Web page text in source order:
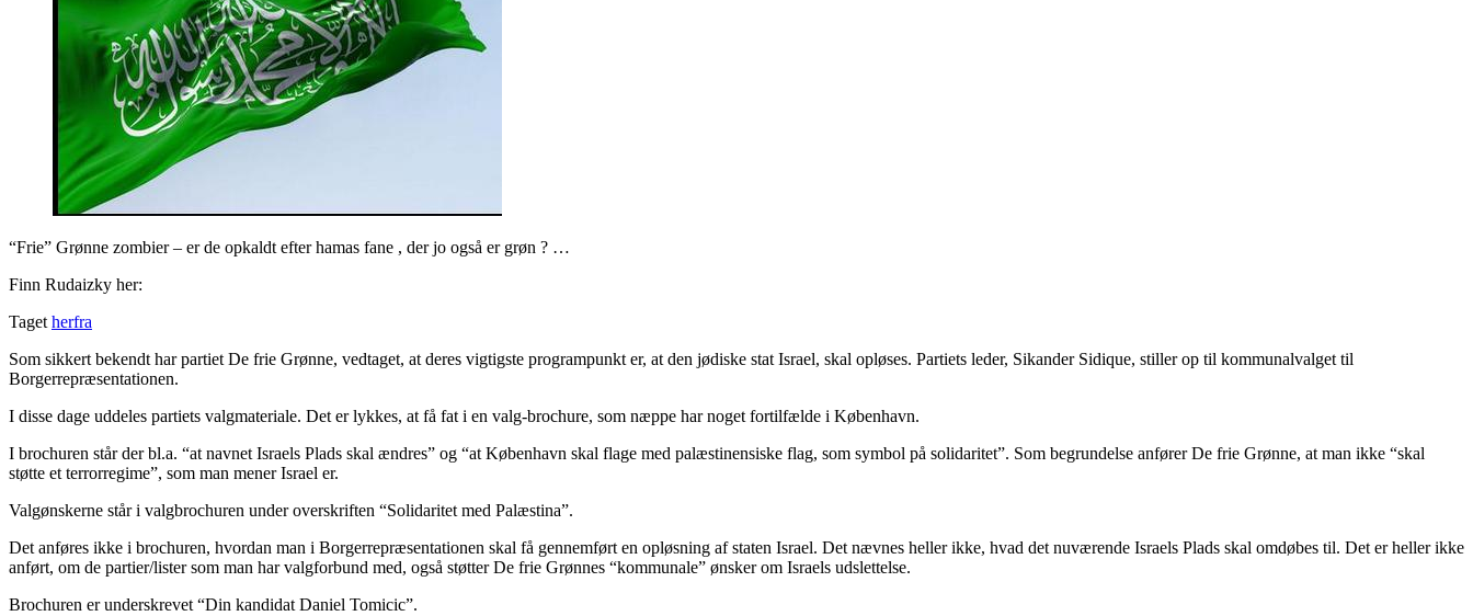
“Frie” Grønne zombier – er de opkaldt efter hamas fane , der jo også er grøn ? …
Finn Rudaizky her:
Taget herfra
Som sikkert bekendt har partiet De frie Grønne, vedtaget, at deres vigtigste programpunkt er, at den jødiske stat Israel, skal opløses. Partiets leder, Sikander Sidique, stiller op til kommunalvalget til
Borgerrepræsentationen.
I disse dage uddeles partiets valgmateriale. Det er lykkes, at få fat i en valg-brochure, som næppe har noget fortilfælde i København.
I brochuren står der bl.a. “at navnet Israels Plads skal ændres” og “at København skal flage med palæstinensiske flag, som symbol på solidaritet”. Som begrundelse anfører De frie Grønne, at man ikke “skal
støtte et terrorregime”, som man mener Israel er.
Valgønskerne står i valgbrochuren under overskriften “Solidaritet med Palæstina”.
Det anføres ikke i brochuren, hvordan man i Borgerrepræsentationen skal få gennemført en opløsning af staten Israel. Det nævnes heller ikke, hvad det nuværende Israels Plads skal omdøbes til. Det er heller ikke
anført, om de partier/lister som man har valgforbund med, også støtter De frie Grønnes “kommunale” ønsker om Israels udslettelse.
Brochuren er underskrevet “Din kandidat Daniel Tomicic”.